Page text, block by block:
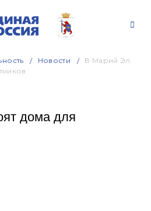
Новости
В Марий Эл
дома для